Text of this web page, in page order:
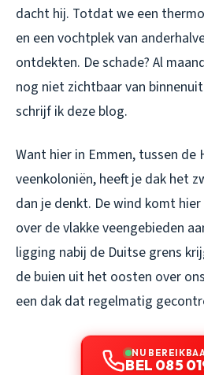
dacht hij. Totdat we een
en een vochtplek van
ontdekten. De schade? Al
nog niet zichtbaar van
schrijf ik deze blog.
Want hier in Emmen, tussen de
veenkoloniën, heeft je dak het
dan je denkt. De wind komt
over de vlakke veengebieden
ligging nabij de Duitse grens
de buien uit het oosten over
een dak dat regelmatig
NU
BEL 085